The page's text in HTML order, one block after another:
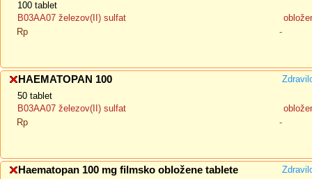
100 tablet
B03AA07 železov(II) sulfat
Rp
-
HAEMATOPAN 100
50 tablet
B03AA07 železov(II) sulfat
Rp
-
Haematopan 100 mg filmsko obložene tablete